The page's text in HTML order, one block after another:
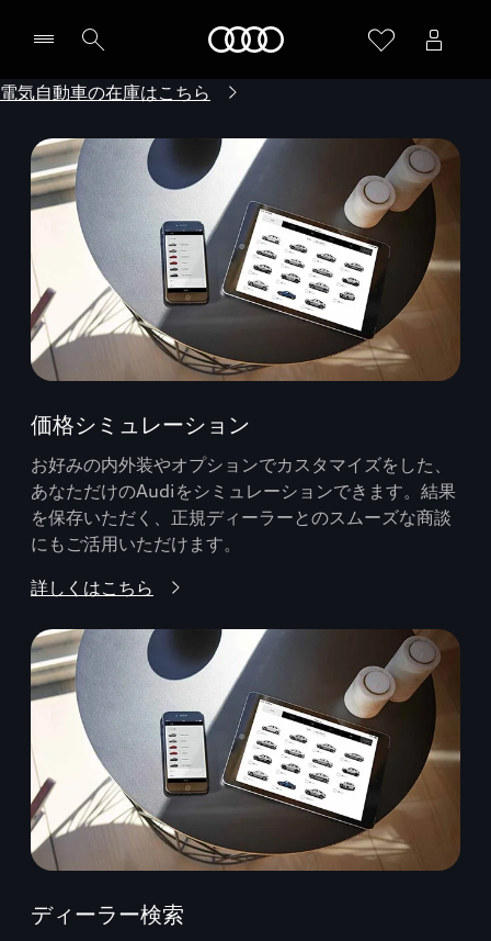
電気自動車の在庫はこちら
価格シミュレーション
お好みの内外装やオプションでカスタマイズをした、
あなただけのAudiをシミュレーションできます。結果
を保存いただく、正規ディーラーとのスムーズな商談
にもご活用いただけます。
詳しくはこちら
ディーラー検索